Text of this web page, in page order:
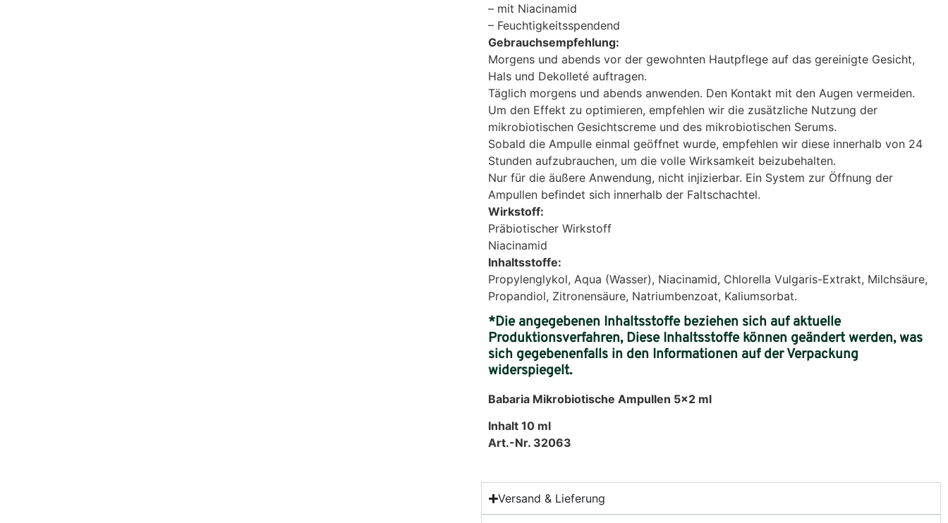
– mit Niacinamid
– Feuchtigkeitsspendend
Gebrauchsempfehlung:
Morgens und abends vor der gewohnten Hautpflege auf das gereinigte Gesicht,
Hals und Dekolleté auftragen.
Täglich morgens und abends anwenden. Den Kontakt mit den Augen vermeiden.
Um den Effekt zu optimieren, empfehlen wir die zusätzliche Nutzung der
mikrobiotischen Gesichtscreme und des mikrobiotischen Serums.
Sobald die Ampulle einmal geöffnet wurde, empfehlen wir diese innerhalb von 24
Stunden aufzubrauchen, um die volle Wirksamkeit beizubehalten.
Nur für die äußere Anwendung, nicht injizierbar. Ein System zur Öffnung der
Ampullen befindet sich innerhalb der Faltschachtel.
Wirkstoff:
Präbiotischer Wirkstoff
Niacinamid
Inhaltsstoffe:
Propylenglykol, Aqua (Wasser), Niacinamid, Chlorella Vulgaris-Extrakt, Milchsäure,
Propandiol, Zitronensäure, Natriumbenzoat, Kaliumsorbat.
*Die angegebenen Inhaltsstoffe beziehen sich auf aktuelle
Produktionsverfahren, Diese Inhaltsstoffe können geändert werden, was
sich gegebenenfalls in den Informationen auf der Verpackung
widerspiegelt.
Babaria Mikrobiotische Ampullen 5×2 ml
Inhalt 10 ml
Art.-Nr. 32063
Versand & Lieferung